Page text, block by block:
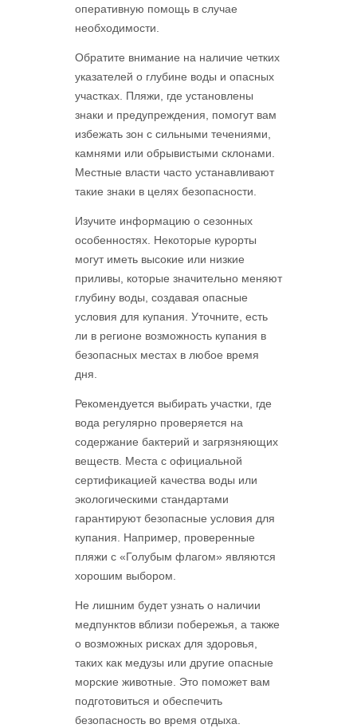
оперативную помощь в случае
необходимости.
Обратите внимание на наличие четких
указателей о глубине воды и опасных
участках. Пляжи, где установлены
знаки и предупреждения, помогут вам
избежать зон с сильными течениями,
камнями или обрывистыми склонами.
Местные власти часто устанавливают
такие знаки в целях безопасности.
Изучите информацию о сезонных
особенностях. Некоторые курорты
могут иметь высокие или низкие
приливы, которые значительно меняют
глубину воды, создавая опасные
условия для купания. Уточните, есть
ли в регионе возможность купания в
безопасных местах в любое время
дня.
Рекомендуется выбирать участки, где
вода регулярно проверяется на
содержание бактерий и загрязняющих
веществ. Места с официальной
сертификацией качества воды или
экологическими стандартами
гарантируют безопасные условия для
купания. Например, проверенные
пляжи с «Голубым флагом» являются
хорошим выбором.
Не лишним будет узнать о наличии
медпунктов вблизи побережья, а также
о возможных рисках для здоровья,
таких как медузы или другие опасные
морские животные. Это поможет вам
подготовиться и обеспечить
безопасность во время отдыха.